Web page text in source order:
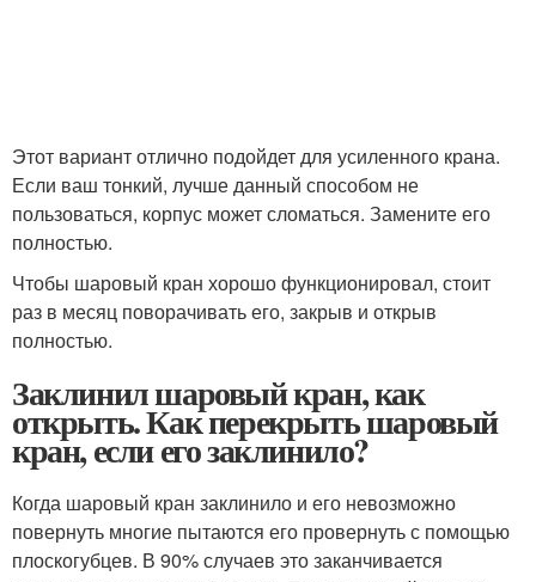
Этот вариант отлично подойдет для усиленного крана.
Если ваш тонкий, лучше данный способом не
пользоваться, корпус может сломаться. Замените его
полностью.
Чтобы шаровый кран хорошо функционировал, стоит
раз в месяц поворачивать его, закрыв и открыв
полностью.
Заклинил шаровый кран, как
открыть. Как перекрыть шаровый
кран, если его заклинило?
Когда шаровый кран заклинило и его невозможно
повернуть многие пытаются его провернуть с помощью
плоскогубцев. В 90% случаев это заканчивается